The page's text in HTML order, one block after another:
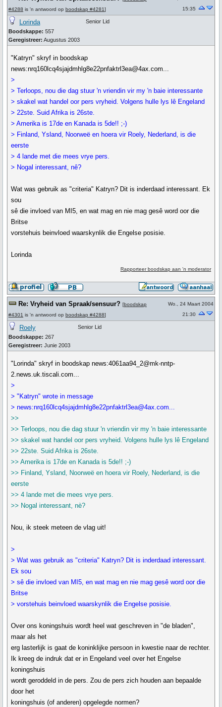
#4288 is 'n antwoord op boodskap #4281]
15:35
Lorinda
Boodskappe: 557
Geregistreer: Augustus 2003
Senior Lid
"Katryn" skryf in boodskap
news:nrq160lcq4sjajdmhlg8e22pnfaktrl3ea@4ax.com...
>
> Terloops, nou die dag stuur 'n vriendin vir my 'n baie interessante
> skakel wat handel oor pers vryheid. Volgens hulle lys lê Engeland
> 22ste. Suid Afrika is 26ste.
> Amerika is 17de en Kanada is 5de!! ;-)
> Finland, Ysland, Noorweë en hoera vir Roely, Nederland, is die
eerste
> 4 lande met die mees vrye pers.
> Nogal interessant, nê?
Wat was gebruik as "criteria" Katryn? Dit is inderdaad interessant. Ek
sou
sê die invloed van MI5, en wat mag en nie mag gesê word oor die
Britse
vorstehuis beinvloed waarskynlik die Engelse posisie.
Lorinda
Rapporteer boodskap aan 'n moderator
Re: Vryheid van Spraak/sensuur? [boodskap
#4301 is 'n antwoord op boodskap #4288]
Wo., 24 Maart 2004
21:30
Roely
Boodskappe: 267
Geregistreer: Junie 2003
Senior Lid
"Lorinda" skryf in boodskap news:4061aa94_2@mk-nntp-
2.news.uk.tiscali.com...
>
> "Katryn" wrote in message
> news:nrq160lcq4sjajdmhlg8e22pnfaktrl3ea@4ax.com...
>>
>> Terloops, nou die dag stuur 'n vriendin vir my 'n baie interessante
>> skakel wat handel oor pers vryheid. Volgens hulle lys lê Engeland
>> 22ste. Suid Afrika is 26ste.
>> Amerika is 17de en Kanada is 5de!! ;-)
>> Finland, Ysland, Noorweë en hoera vir Roely, Nederland, is die
eerste
>> 4 lande met die mees vrye pers.
>> Nogal interessant, nè?
Nou, ik steek meteen de vlag uit!
>
> Wat was gebruik as "criteria" Katryn? Dit is inderdaad interessant.
Ek sou
> sê die invloed van MI5, en wat mag en nie mag gesê word oor die
Britse
> vorstehuis beinvloed waarskynlik die Engelse posisie.
Over ons koningshuis wordt heel wat geschreven in "de bladen",
maar als het
erg lasterlijk is gaat de koninklijke persoon in kwestie naar de rechter.
Ik kreeg de indruk dat er in Engeland veel over het Engelse
koningshuis
wordt geroddeld in de pers. Zou de pers zich houden aan bepaalde
door het
koningshuis (of anderen) opgelegde normen?